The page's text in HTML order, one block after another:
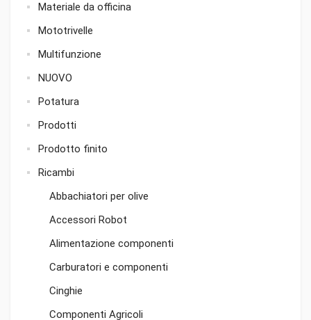
Materiale da officina
Mototrivelle
Multifunzione
NUOVO
Potatura
Prodotti
Prodotto finito
Ricambi
Abbachiatori per olive
Accessori Robot
Alimentazione componenti
Carburatori e componenti
Cinghie
Componenti Agricoli